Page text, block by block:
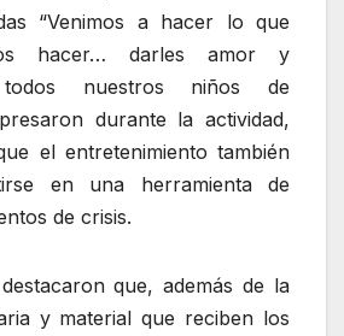
“Venimos a hacer lo que
hacer… darles amor y
nuestros niños de
durante la actividad,
el entretenimiento también
en una herramienta de
de crisis.
que, además de la
y material que reciben los